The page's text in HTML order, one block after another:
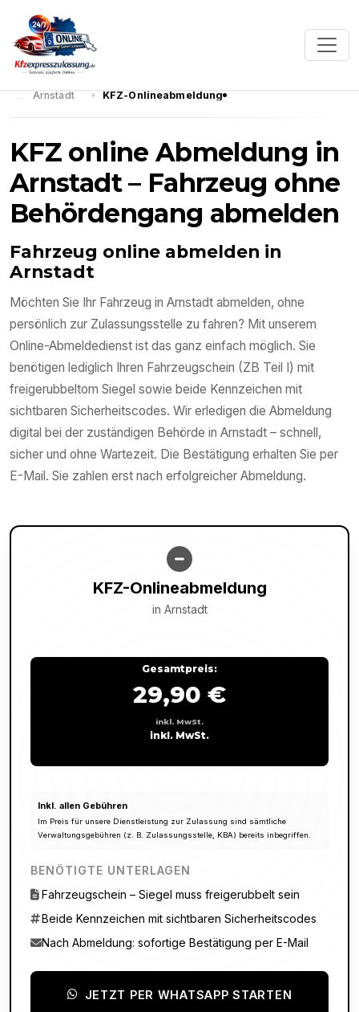
Arnstadt KFZ-Onlineabmeldung
KFZ online Abmeldung in
Arnstadt – Fahrzeug ohne
Behördengang abmelden
Fahrzeug online abmelden in
Arnstadt
Möchten Sie Ihr Fahrzeug in Arnstadt abmelden, ohne
persönlich zur Zulassungsstelle zu fahren? Mit unserem
Online-Abmeldedienst ist das ganz einfach möglich. Sie
benötigen lediglich Ihren Fahrzeugschein (ZB Teil I) mit
freigerubbeltom Siegel sowie beide Kennzeichen mit
sichtbaren Sicherheitscodes. Wir erledigen die Abmeldung
digital bei der zuständigen Behörde in Arnstadt – schnell,
sicher und ohne Wartezeit. Die Bestätigung erhalten Sie per
E-Mail. Sie zahlen erst nach erfolgreicher Abmeldung.
KFZ-Onlineabmeldung
in Arnstadt
Gesamtpreis:
29,90 €
inkl. MwSt.
inkl. MwSt.
Inkl. allen Gebühren
Im Preis für unsere Dienstleistung zur Zulassung sind sämtliche
Verwaltungsgebühren (z. B. Zulassungsstelle, KBA) bereits inbegriffen.
BENÖTIGTE UNTERLAGEN
Fahrzeugschein – Siegel muss freigerubbelt sein
Beide Kennzeichen mit sichtbaren Sicherheitscodes
Nach Abmeldung: sofortige Bestätigung per E-Mail
JETZT PER WHATSAPP STARTEN